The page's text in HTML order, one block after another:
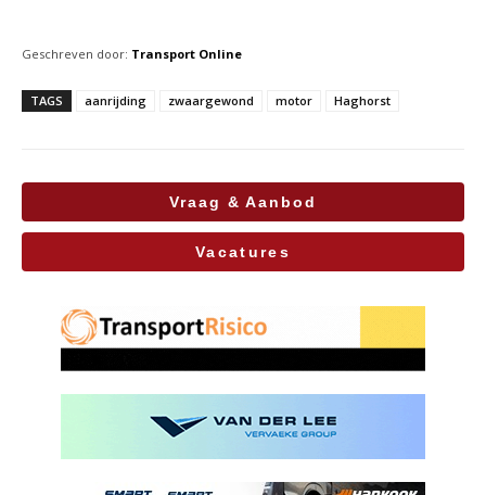
Geschreven door: Transport Online
TAGS aanrijding zwaargewond motor Haghorst
Vraag & Aanbod
Vacatures